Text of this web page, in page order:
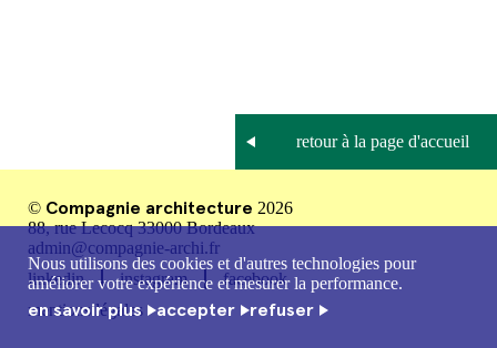
Nous utilisons des cookies et d'autres technologies pour
améliorer votre expérience et mesurer la performance.
en savoir plus accepter refuser
© Compagnie architecture 2026
88, rue Lecocq 33000 Bordeaux
admin@compagnie-archi.fr
linkedin
instagram
facebook
mentions légales